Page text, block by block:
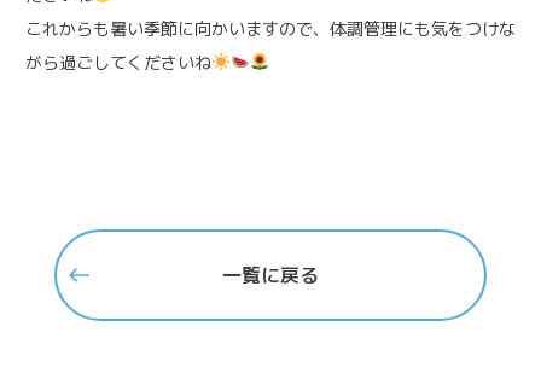
これからも暑い季節に向かいますので、体調管理にも気をつけな
がら過ごしてくださいね
一覧に戻る